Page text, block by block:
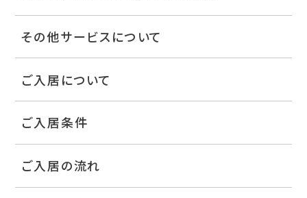
その他サービスについて
ご入居について
ご入居条件
ご入居の流れ